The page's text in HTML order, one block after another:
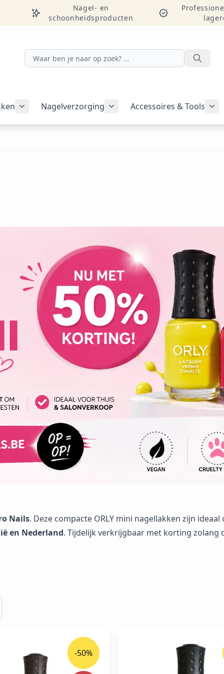
Nagel- en
schoonheidsproducten
Zoeken
Nagelverzorging
Accessoires & Tools
Nails. Deze compacte ORLY mini nagellakken zijn
en Nederland. Tijdelijk verkrijgbaar met korting zolang
-50%